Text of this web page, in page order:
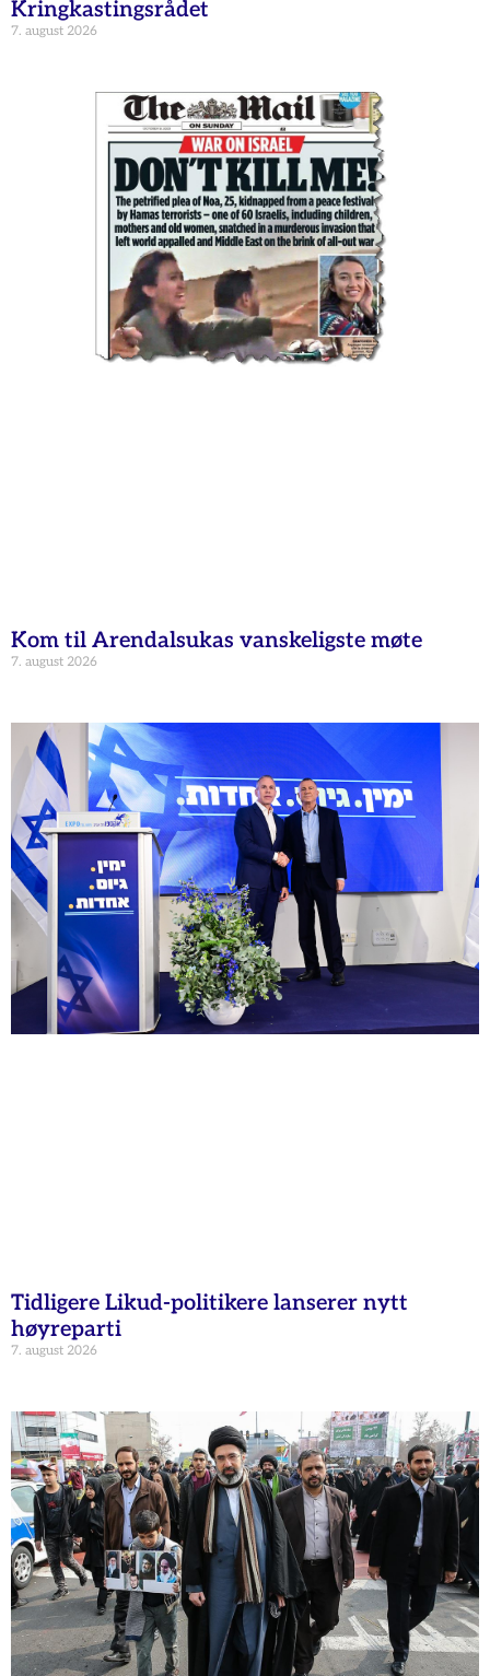
Kringkastingsrådet
7. august 2026
Kom til Arendalsukas vanskeligste møte
7. august 2026
Tidligere Likud-politikere lanserer nytt
høyreparti
7. august 2026